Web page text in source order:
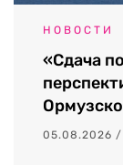
НОВОСТИ
«Сдача
05.08.2026 /